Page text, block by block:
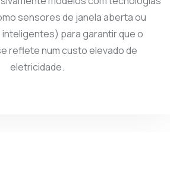
sensores de janela aberta ou
para garantir que o
reflete num custo elevado de
eletricidade.